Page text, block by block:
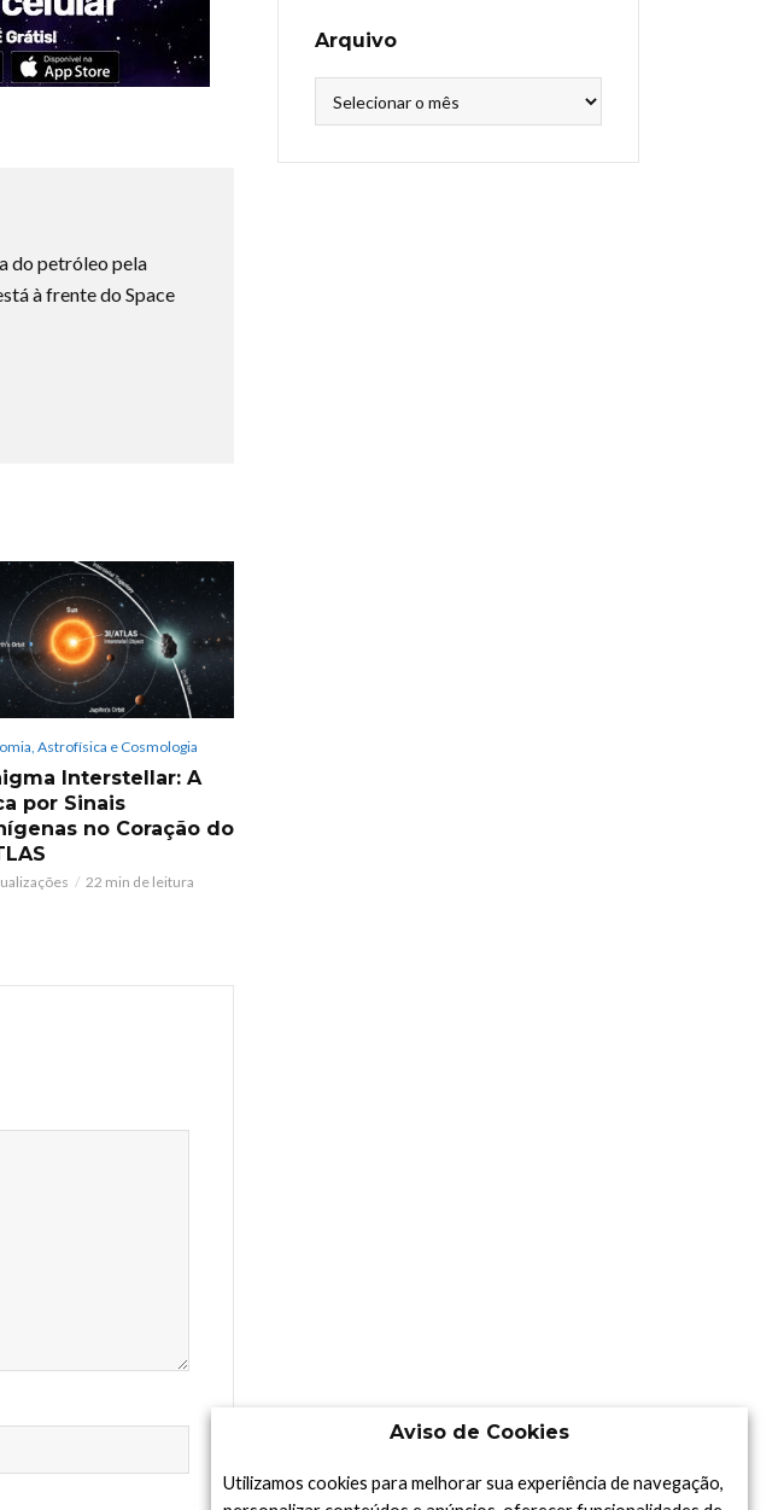
do petróleo pela
à frente do Space
Astrofísica e Cosmologia
Interstellar: A
por Sinais
no Coração do
22 min de leitura
Arquivo
Aviso de Cookies
Utilizamos cookies para melhorar sua experiência de navegação,